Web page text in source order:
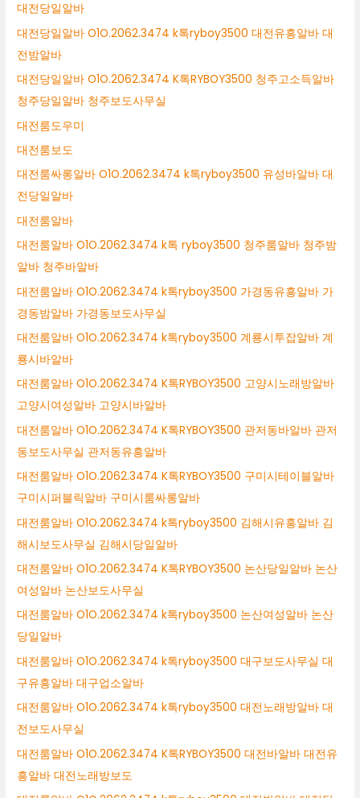
대전당일알바
대전당일알바 O1O.2062.3474 k톡ryboy3500 대전유흥알바 대
전밤알바
대전당일알바 O1O.2062.3474 K톡RYBOY3500 청주고소득알바
청주당일알바 청주보도사무실
대전룸도우미
대전룸보도
대전룸싸롱알바 O1O.2062.3474 k톡ryboy3500 유성바알바 대
전당일알바
대전룸알바
대전룸알바 O1O.2062.3474 k톡 ryboy3500 청주룸알바 청주밤
알바 청주바알바
대전룸알바 O1O.2062.3474 k톡ryboy3500 가경동유흥알바 가
경동밤알바 가경동보도사무실
대전룸알바 O1O.2062.3474 k톡ryboy3500 계룡시투잡알바 계
룡시바알바
대전룸알바 O1O.2062.3474 K톡RYBOY3500 고양시노래방알바
고양시여성알바 고양시바알바
대전룸알바 O1O.2062.3474 K톡RYBOY3500 관저동바알바 관저
동보도사무실 관저동유흥알바
대전룸알바 O1O.2062.3474 K톡RYBOY3500 구미시테이블알바
구미시퍼블릭알바 구미시룸싸롱알바
대전룸알바 O1O.2062.3474 k톡ryboy3500 김해시유흥알바 김
해시보도사무실 김해시당일알바
대전룸알바 O1O.2062.3474 K톡RYBOY3500 논산당일알바 논산
여성알바 논산보도사무실
대전룸알바 O1O.2062.3474 k톡ryboy3500 논산여성알바 논산
당일알바
대전룸알바 O1O.2062.3474 k톡ryboy3500 대구보도사무실 대
구유흥알바 대구업소알바
대전룸알바 O1O.2062.3474 k톡ryboy3500 대전노래방알바 대
전보도사무실
대전룸알바 O1O.2062.3474 K톡RYBOY3500 대전바알바 대전유
흥알바 대전노래방보도